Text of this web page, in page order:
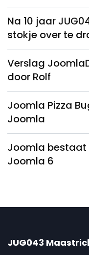
Na 10 jaar
stokje over te
Verslag
door Rolf
Joomla Pizza
Joomla
Joomla bestaat
Joomla 6
JUG043